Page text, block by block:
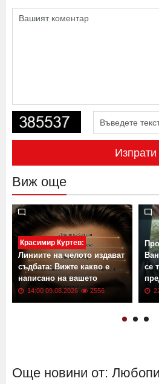
Изпрати
Виж още
Красимир Куртев:
Линиите на челото издават
съдбата: Вижте какво е
написано на вашето
14:00 09.08.2026 2556
се
Още новини от: